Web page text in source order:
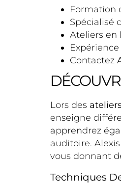
Formation
Spécialisé
Ateliers en
Contactez
Lors des
enseigne
apprendrez
auditoire.
vous donnant
Techniques